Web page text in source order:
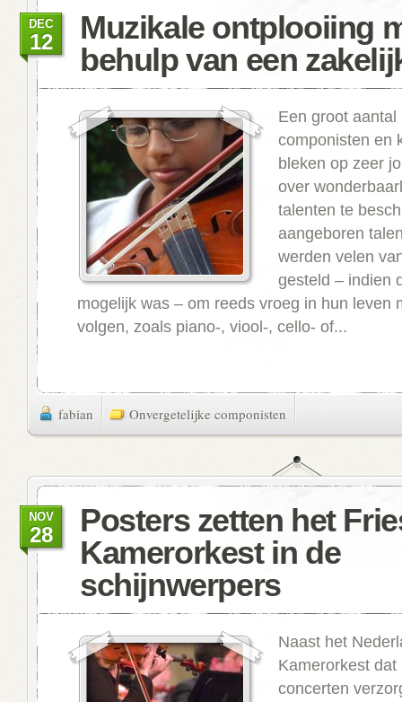
Muzikale ontplooiing
behulp van een
DEC
12
Een groot aantal
componisten en
bleken op zeer
over
talenten te
aangeboren
werden velen
gesteld – indien
mogelijk was – om reeds vroeg in hun leven
volgen, zoals piano-, viool-, cello- of...
fabian Onvergetelijke componisten
Posters zetten het
Kamerorkest in de
schijnwerpers
NOV
28
Naast het
Kamerorkest dat
concerten